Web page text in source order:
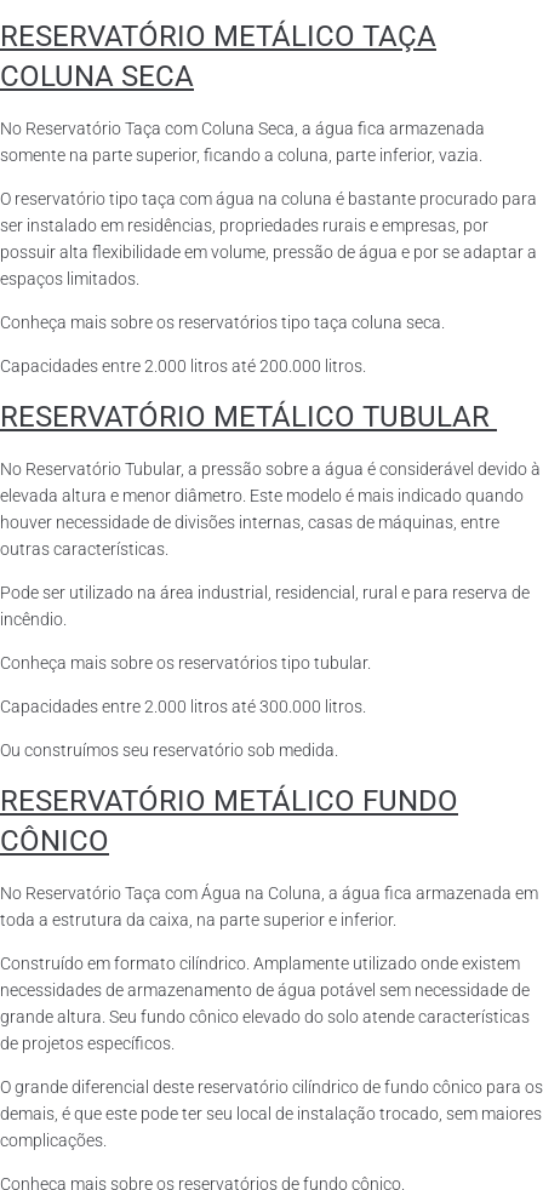
RESERVATÓRIO METÁLICO TAÇA
COLUNA SECA
No Reservatório Taça com Coluna Seca, a água fica armazenada
somente na parte superior, ficando a coluna, parte inferior, vazia.
O reservatório tipo taça com água na coluna é bastante procurado para
ser instalado em residências, propriedades rurais e empresas, por
possuir alta flexibilidade em volume, pressão de água e por se adaptar a
espaços limitados.
Conheça mais sobre os reservatórios tipo taça coluna seca.
Capacidades entre 2.000 litros até 200.000 litros.
RESERVATÓRIO METÁLICO TUBULAR
No Reservatório Tubular, a pressão sobre a água é considerável devido à
elevada altura e menor diâmetro. Este modelo é mais indicado quando
houver necessidade de divisões internas, casas de máquinas, entre
outras características.
Pode ser utilizado na área industrial, residencial, rural e para reserva de
incêndio.
Conheça mais sobre os reservatórios tipo tubular.
Capacidades entre 2.000 litros até 300.000 litros.
Ou construímos seu reservatório sob medida.
RESERVATÓRIO METÁLICO FUNDO
CÔNICO
No Reservatório Taça com Água na Coluna, a água fica armazenada em
toda a estrutura da caixa, na parte superior e inferior.
Construído em formato cilíndrico. Amplamente utilizado onde existem
necessidades de armazenamento de água potável sem necessidade de
grande altura. Seu fundo cônico elevado do solo atende características
de projetos específicos.
O grande diferencial deste reservatório cilíndrico de fundo cônico para os
demais, é que este pode ter seu local de instalação trocado, sem maiores
complicações.
Conheça mais sobre os reservatórios de fundo cônico.